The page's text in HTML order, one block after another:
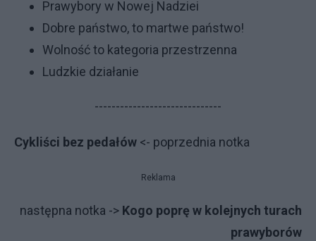
Prawybory w Nowej Nadziei
Dobre państwo, to martwe państwo!
Wolność to kategoria przestrzenna
Ludzkie działanie
------------------------------
Cykliści bez pedałów <- po­przed­nia not­ka
Reklama
na­stęp­na not­ka -> Kogo poprę w kolejnych turach
prawyborów